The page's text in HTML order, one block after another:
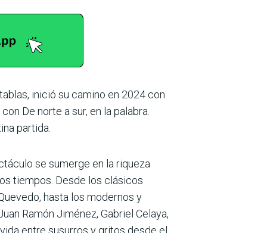
inició su camino en 2024 con
De norte a sur, en la palabra.
partida.
se sumerge en la riqueza
tiempos. Desde los clásicos
hasta los modernos y
Ramón Jiménez, Gabriel Celaya,
entre susurros y gritos desde el